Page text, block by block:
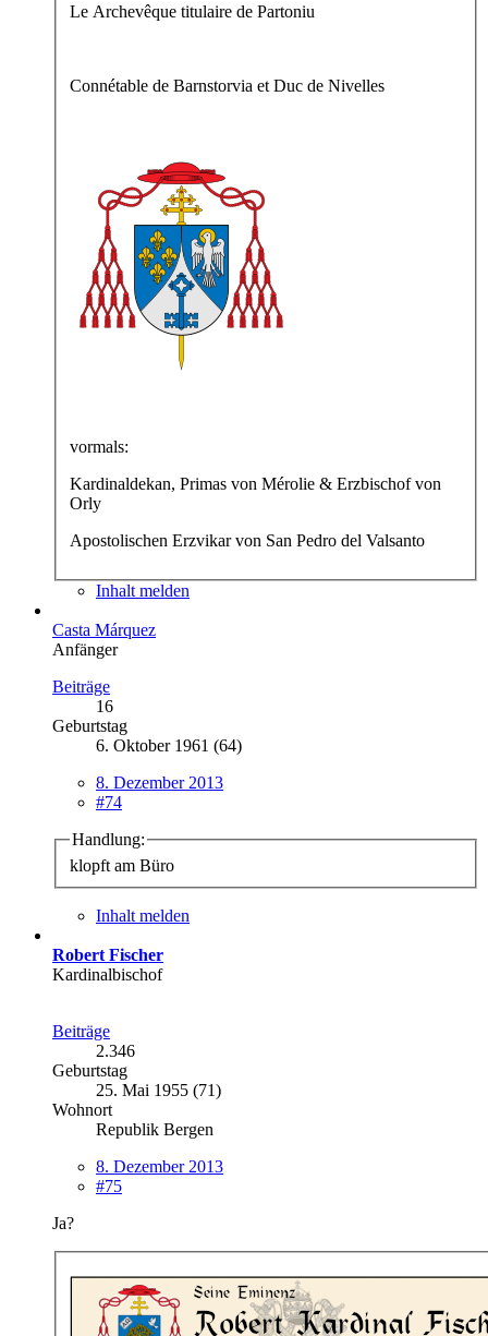
Le Archevêque titulaire de Partoniu
Connétable de Barnstorvia et Duc de Nivelles
vormals:
Kardinaldekan, Primas von Mérolie & Erzbischof von
Orly
Apostolischen Erzvikar von San Pedro del Valsanto
Inhalt melden
Casta Márquez
Anfänger
Beiträge
16
Geburtstag
6. Oktober 1961 (64)
8. Dezember 2013
#74
Handlung:
klopft am Büro
Inhalt melden
Robert Fischer
Kardinalbischof
Beiträge
2.346
Geburtstag
25. Mai 1955 (71)
Wohnort
Republik Bergen
8. Dezember 2013
#75
Ja?